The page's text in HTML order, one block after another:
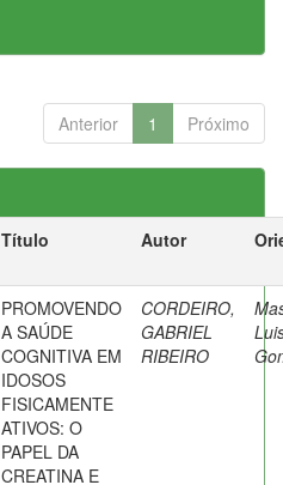
Anterior 1 Próximo
Título Autor
PROMOVENDO
A SAÚDE
COGNITIVA EM
IDOSOS
FISICAMENTE
ATIVOS: O
PAPEL DA
CREATINA E
CORDEIRO,
GABRIEL
RIBEIRO